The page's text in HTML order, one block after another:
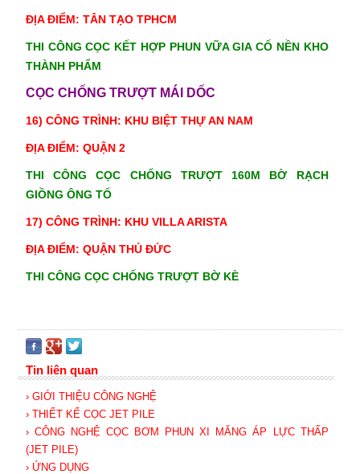
ĐỊA ĐIỂM: TÂN TẠO TPHCM
THI CÔNG CỌC KẾT HỢP PHUN VỮA GIA CỐ NỀN KHO
THÀNH PHẨM
CỌC CHỐNG TRƯỢT MÁI DỐC
16) CÔNG TRÌNH: KHU BIỆT THỰ AN NAM
ĐỊA ĐIỂM: QUẬN 2
THI CÔNG CỌC CHỐNG TRƯỢT 160M BỜ RẠCH
GIỒNG ÔNG TỐ
17) CÔNG TRÌNH: KHU VILLA ARISTA
ĐỊA ĐIỂM: QUẬN THỦ ĐỨC
THI CÔNG CỌC CHỐNG TRƯỢT BỜ KÈ
Tin liên quan
› GIỚI THIỆU CÔNG NGHỆ
› THIẾT KẾ CỌC JET PILE
› CÔNG NGHỆ CỌC BƠM PHUN XI MĂNG ÁP LỰC THẤP
(JET PILE)
› ỨNG DỤNG